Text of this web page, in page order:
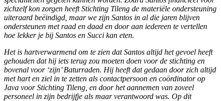
zichzelf kon zorgen heeft Stichting Tileng de materiële ondersteuning
uiteraard beëindigd, maar we zijn Santos in al die jaren blijven
ondersteunen met raad en daad en door aan iedereen te vertellen
hoe lekker je bij Santos en Succi kan eten.
Het is hartverwarmend om te zien dat Santos altijd het gevoel heeft
gehouden dat hij iets terug zou moeten doen voor de stichting en
bovenal voor ‘zijn’ Baturraden. Hij heeft dat gedaan door zich altijd
met hart en ziel in te zetten als contactpersoon en coördinator op
Java voor Stichting Tileng, en door het aannemen van zoveel
personeel in zijn bedrijfje als maar verantwoord was. Op dit